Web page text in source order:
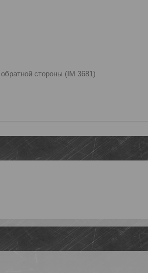
стороны (IM 3681)